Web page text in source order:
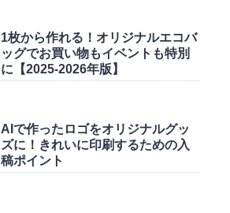
1枚から作れる！オリジナルエコバ
ッグでお買い物もイベントも特別
に【2025-2026年版】
AIで作ったロゴをオリジナルグッ
ズに！きれいに印刷するための入
稿ポイント